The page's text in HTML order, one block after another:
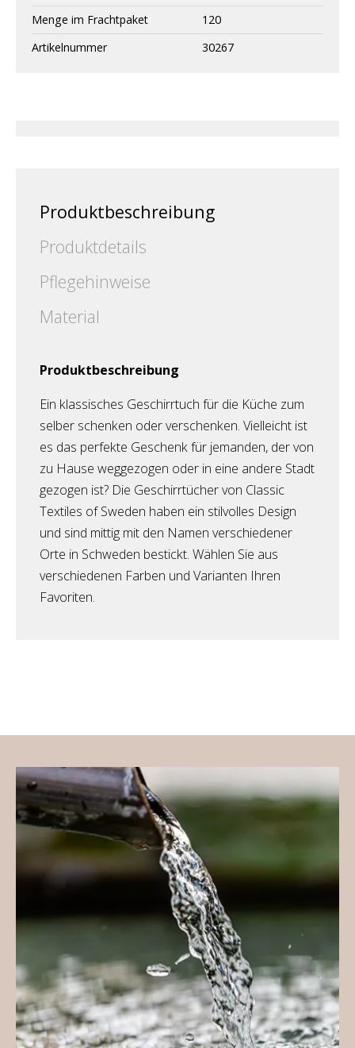
Menge im Frachtpaket
120
Artikelnummer
30267
Produktbeschreibung
Produktdetails
Pflegehinweise
Material
Produktbeschreibung
Ein klassisches Geschirrtuch für die Küche zum
selber schenken oder verschenken. Vielleicht ist
es das perfekte Geschenk für jemanden, der von
zu Hause weggezogen oder in eine andere Stadt
gezogen ist? Die Geschirrtücher von Classic
Textiles of Sweden haben ein stilvolles Design
und sind mittig mit den Namen verschiedener
Orte in Schweden bestickt. Wählen Sie aus
verschiedenen Farben und Varianten Ihren
Favoriten.